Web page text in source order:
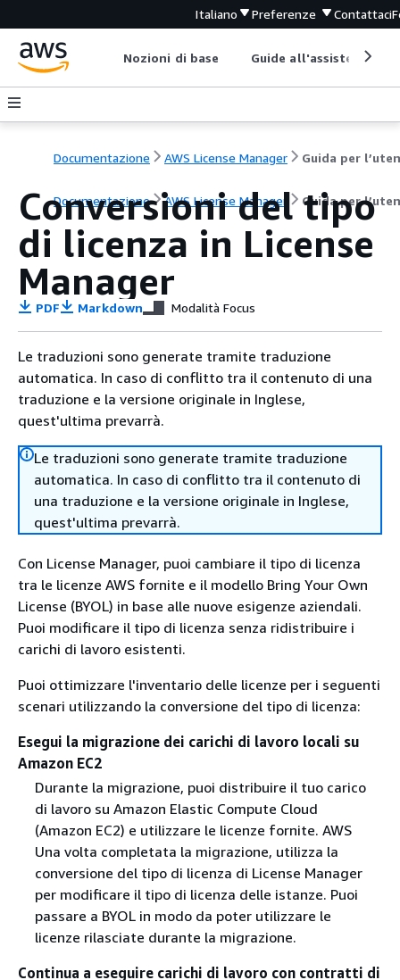
Italiano Preferenze Contattaci
Nozioni di base Guide all'assistenza
Documentazione AWS License Manager Guida per
Documentazione AWS License Manager Guida per
Conversioni del tipo
di licenza in License
Manager
PDF Markdown Modalità Focus
Le traduzioni sono generate tramite traduzione
automatica. In caso di conflitto tra il contenuto di una
traduzione e la versione originale in Inglese,
quest'ultima prevarrà.
Le traduzioni sono generate tramite traduzione
automatica. In caso di conflitto tra il contenuto di
una traduzione e la versione originale in Inglese,
quest'ultima prevarrà.
Con License Manager, puoi cambiare il tipo di licenza
tra le licenze AWS fornite e il modello Bring Your Own
License (BYOL) in base alle nuove esigenze aziendali.
Puoi modificare il tipo di licenza senza ridistribuire i
carichi di lavoro esistenti.
Puoi ottimizzare l'inventario delle licenze per i seguenti
scenari utilizzando la conversione del tipo di licenza:
Esegui la migrazione dei carichi di lavoro locali su
Amazon EC2
Durante la migrazione, puoi distribuire il tuo carico
di lavoro su Amazon Elastic Compute Cloud
(Amazon EC2) e utilizzare le licenze fornite. AWS
Una volta completata la migrazione, utilizza la
conversione del tipo di licenza di License Manager
per modificare il tipo di licenza delle istanze. Puoi
passare a BYOL in modo da poter utilizzare le
licenze rilasciate durante la migrazione.
Continua a eseguire carichi di lavoro con contratti di